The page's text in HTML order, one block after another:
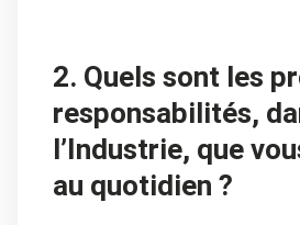
2. Quels sont les
responsabilités,
l’Industrie, que
au quotidien ?